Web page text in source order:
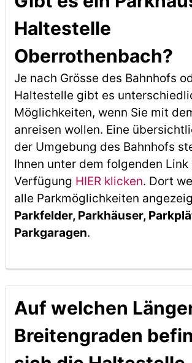
Haltestelle
Oberrothenbach?
Je nach Grösse des Bahnhofs
Haltestelle gibt es
Möglichkeiten, wenn Sie mit
anreisen wollen. Eine
der Umgebung des Bahnhofs
Ihnen unter dem folgenden Link
Verfügung HIER klicken. Dort
alle Parkmöglichkeiten
Parkfelder, Parkhäuser,
Parkgaragen.
Auf welchen
Breitengraden